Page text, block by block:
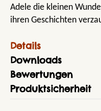
Adele die kleinen
ihren Geschichten
Details
Downloads
Bewertungen
Produktsicherheit